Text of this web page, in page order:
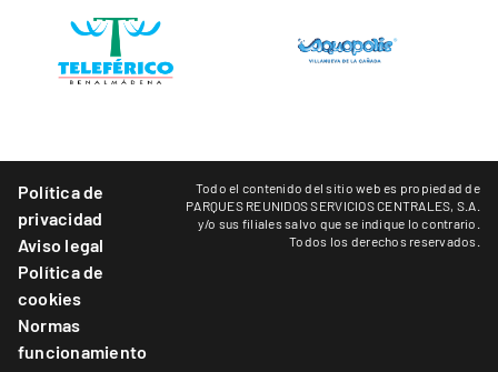
Política de
privacidad
Aviso legal
Política de
cookies
Normas
funcionamiento
Todo el contenido del sitio web es propiedad de
PARQUES REUNIDOS SERVICIOS CENTRALES, S.A.
y/o sus filiales salvo que se indique lo contrario.
Todos los derechos reservados.